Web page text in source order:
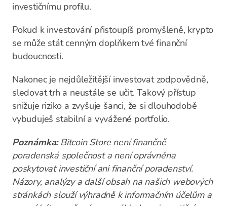
investičnímu profilu.
Pokud k investování přistoupíš promyšleně, krypto
se může stát cenným doplňkem tvé finanční
budoucnosti.
Nakonec je nejdůležitější investovat zodpovědně,
sledovat trh a neustále se učit. Takový přístup
snižuje riziko a zvyšuje šanci, že si dlouhodobě
vybuduješ stabilní a vyvážené portfolio.
Poznámka:Bitcoin Store není finančně
poradenská společnost a není oprávněna
poskytovat investiční ani finanční poradenství.
Názory, analýzy a další obsah na našich webových
stránkách slouží výhradně k informačním účelům a